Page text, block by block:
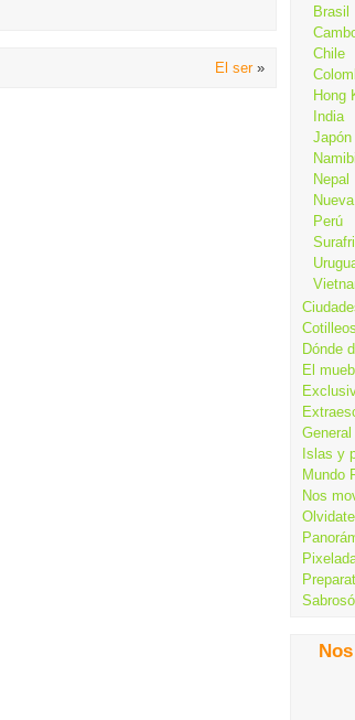
El ser»
Brasil
Chile
Hong
India
Japón
Nepal
Perú
Dónde
El
General
Islas y
Mundo
Nos